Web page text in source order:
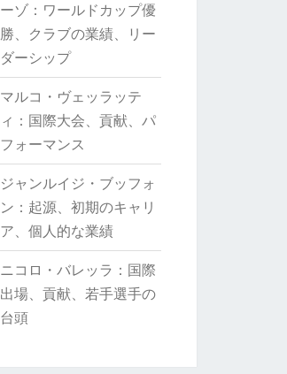
ーゾ：ワールドカップ優
勝、クラブの業績、リー
ダーシップ
マルコ・ヴェッラッテ
ィ：国際大会、貢献、パ
フォーマンス
ジャンルイジ・ブッフォ
ン：起源、初期のキャリ
ア、個人的な業績
ニコロ・バレッラ：国際
出場、貢献、若手選手の
台頭